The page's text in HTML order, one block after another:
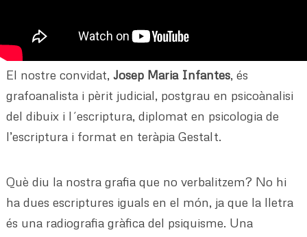
El nostre convidat, Josep Maria Infantes, és
grafoanalista i pèrit judicial, postgrau en psicoànalisi
del dibuix i l´escriptura, diplomat en psicologia de
l’escriptura i format en teràpia Gestalt.
Què diu la nostra grafia que no verbalitzem? No hi
ha dues escriptures iguals en el món, ja que la lletra
és una radiografia gràfica del psiquisme. Una